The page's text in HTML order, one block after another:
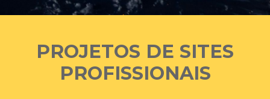
PROJETOS DE SITES
PROFISSIONAIS